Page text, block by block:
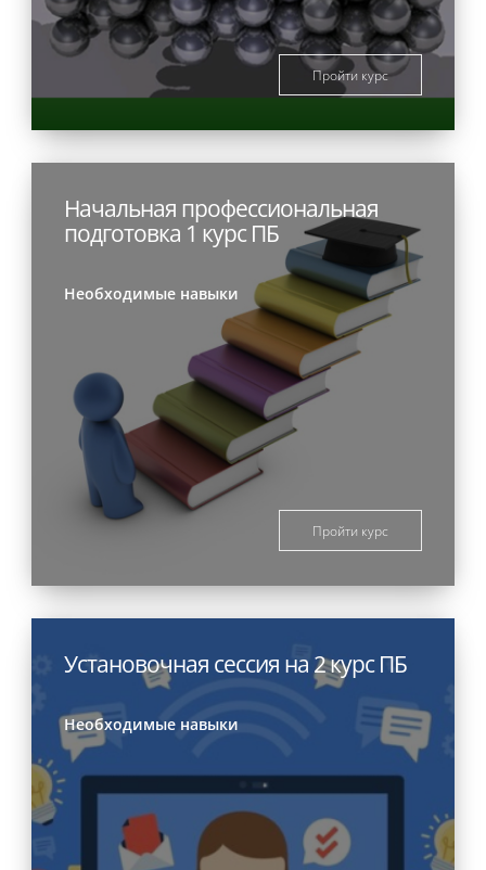
Пройти курс
Начальная профессиональная
подготовка 1 курс ПБ
Необходимые навыки
Пройти курс
Установочная сессия на 2 курс ПБ
Необходимые навыки